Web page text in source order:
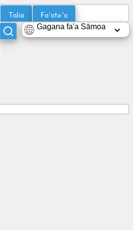
Talia Fa'ate'a
Gagana fa'a Sāmoa